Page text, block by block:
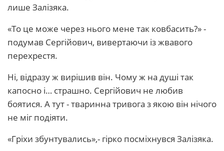
лише Залізяка.
«То це може через нього мене так ковбасить?» -
подумав Сергійович, вивертаючи із жвавого
перехрестя.
Ні, відразу ж вирішив він. Чому ж на душі так
капосно і… страшно. Сергійович не любив
боятися. А тут - тваринна тривога з якою він нічого
не міг подіяти.
«Гріхи збунтувались»,- гірко посміхнувся Залізяка.